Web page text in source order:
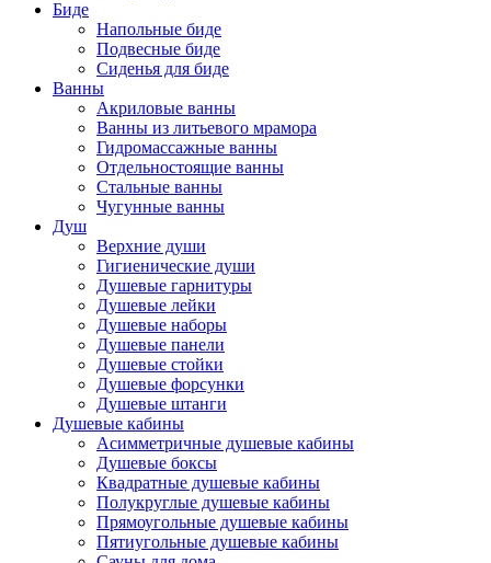
Биде
Напольные биде
Подвесные биде
Сиденья для биде
Ванны
Акриловые ванны
Ванны из литьевого мрамора
Гидромассажные ванны
Отдельностоящие ванны
Стальные ванны
Чугунные ванны
Душ
Верхние души
Гигиенические души
Душевые гарнитуры
Душевые лейки
Душевые наборы
Душевые панели
Душевые стойки
Душевые форсунки
Душевые штанги
Душевые кабины
Асимметричные душевые кабины
Душевые боксы
Квадратные душевые кабины
Полукруглые душевые кабины
Прямоугольные душевые кабины
Пятиугольные душевые кабины